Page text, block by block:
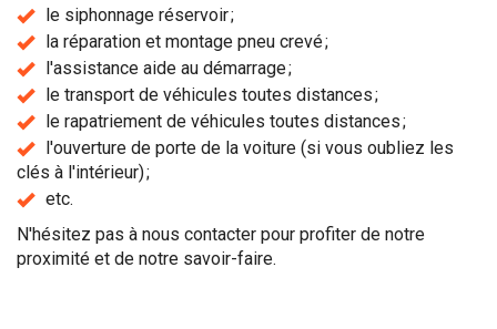
le siphonnage réservoir ;
la réparation et montage pneu crevé ;
l'assistance aide au démarrage ;
le transport de véhicules toutes distances ;
le rapatriement de véhicules toutes distances ;
l'ouverture de porte de la voiture (si vous oubliez les
clés à l'intérieur) ;
etc.
N'hésitez pas à nous contacter pour profiter de notre
proximité et de notre savoir-faire.